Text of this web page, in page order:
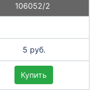
106052/2
5 руб.
Купить